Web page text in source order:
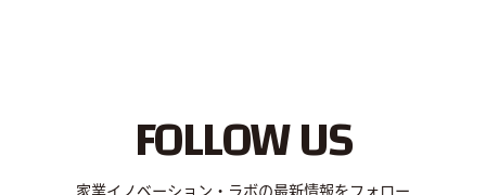
FOLLOW US
家業イノベーション・ラボの最新情報をフォロー